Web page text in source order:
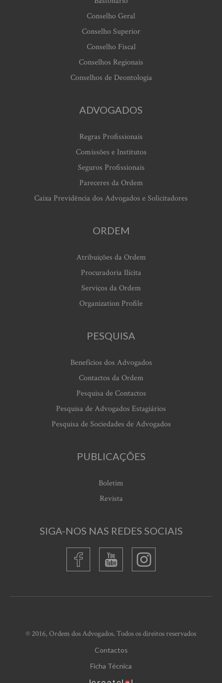
Conselho Geral
Conselho Superior
Conselho Fiscal
Conselhos Regionais
Conselhos de Deontologia
ADVOGADOS
Regras Profissionais
Comissões e Institutos
Seguros Profissionais
Pareceres da Ordem
Caixa Previdência dos Advogados e Solicitadores
ORDEM
Atribuições da Ordem
Procuradoria Ilícita
Serviços da Ordem
Organization Profile
PESQUISA
Benefícios dos Advogados
Contactos da Ordem
Pesquisa de Contactos
Pesquisa de Advogados Estagiários
Pesquisa de Sociedades de Advogados
PUBLICAÇÕES
Boletim
Revista
SIGA-NOS NAS REDES SOCIAIS
© 2016, Ordem dos Advogados. Todos os direitos reservados
Contactos
Ficha Técnica